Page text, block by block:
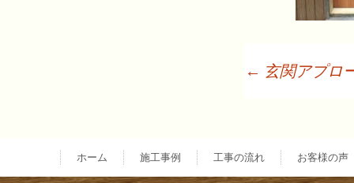
稿
← 玄関アプロ
ホーム 施工事例 工事の流れ お客様の声